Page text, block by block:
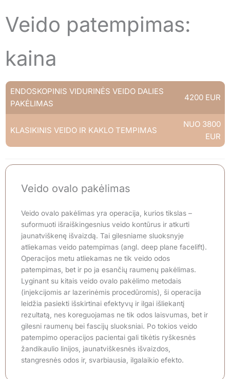
Veido patempimas:
kaina
ENDOSKOPINIS VIDURINĖS VEIDO DALIES
PAKĖLIMAS
4200 EUR
KLASIKINIS VEIDO IR KAKLO TEMPIMAS
NUO 3800
EUR
Veido ovalo pakėlimas
Veido ovalo pakėlimas yra operacija, kurios tikslas –
suformuoti išraiškingesnius veido kontūrus ir atkurti
jaunatviškenę išvaizdą. Tai gilesniame sluoksnyje
atliekamas veido patempimas (angl. deep plane facelift).
Operacijos metu atliekamas ne tik veido odos
patempimas, bet ir po ja esančių raumenų pakėlimas.
Lyginant su kitais veido ovalo pakėlimo metodais
(injekcijomis ar lazerinėmis procedūromis), ši operacija
leidžia pasiekti išskirtinai efektyvų ir ilgai išliekantį
rezultatą, nes koreguojamas ne tik odos laisvumas, bet ir
gilesni raumenų bei fascijų sluoksniai. Po tokios veido
patempimo operacijos pacientai gali tikėtis ryškesnės
žandikaulio linijos, jaunatviškesnės išvaizdos,
stangresnės odos ir, svarbiausia, ilgalaikio efekto.